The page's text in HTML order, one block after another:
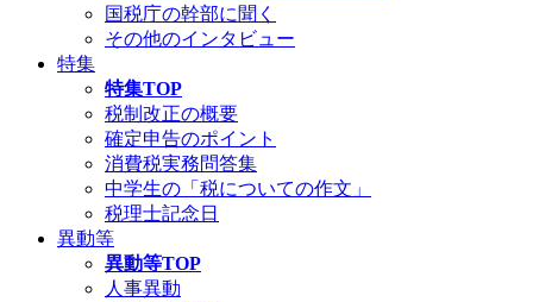
国税庁の幹部に聞く
その他のインタビュー
特集
特集TOP
税制改正の概要
確定申告のポイント
消費税実務問答集
中学生の「税についての作文」
税理士記念日
異動等
異動等TOP
人事異動